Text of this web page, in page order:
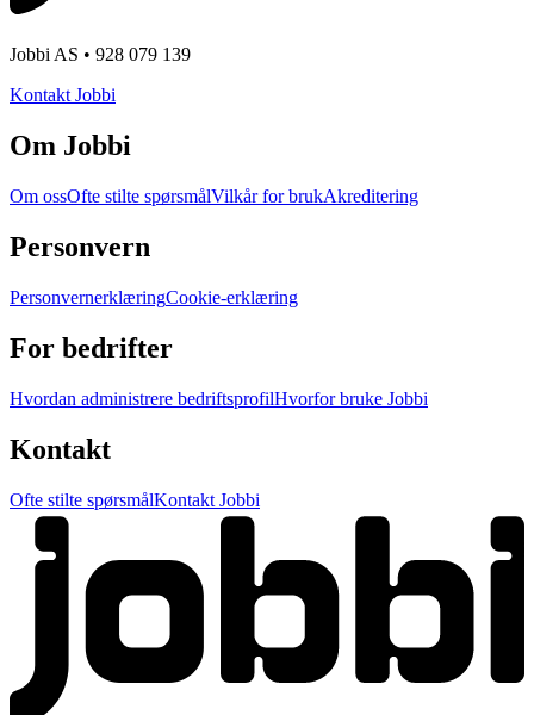
Jobbi AS • 928 079 139
Kontakt Jobbi
Om Jobbi
Om ossOfte stilte spørsmålVilkår for brukAkreditering
Personvern
PersonvernerklæringCookie-erklæring
For bedrifter
Hvordan administrere bedriftsprofilHvorfor bruke Jobbi
Kontakt
Ofte stilte spørsmålKontakt Jobbi